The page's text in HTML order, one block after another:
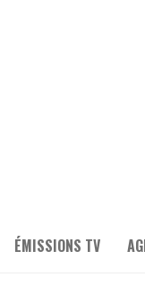
ÉMISSIONS TV